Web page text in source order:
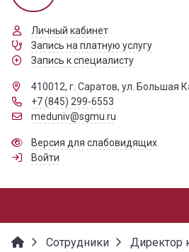
Личный кабинет
Запись на платную услугу
Запись к специалисту
410012, г. Саратов, ул. Большая
+7 (845) 299-6553
meduniv@sgmu.ru
Версия для слабовидящих
Войти
Сотрудники
Директор